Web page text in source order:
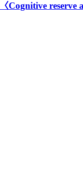
Cognitive reserve